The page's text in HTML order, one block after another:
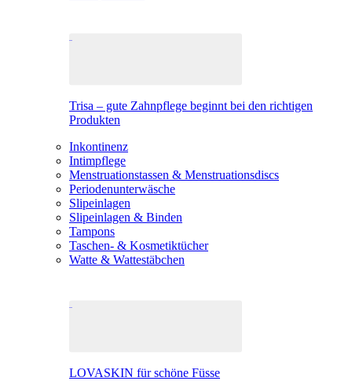
Trisa – gute Zahnpflege beginnt bei den richtigen
Produkten
Inkontinenz
Intimpflege
Menstruationstassen & Menstruationsdiscs
Periodenunterwäsche
Slipeinlagen
Slipeinlagen & Binden
Tampons
Taschen- & Kosmetiktücher
Watte & Wattestäbchen
LOVASKIN für schöne Füsse